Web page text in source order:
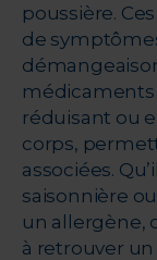
poussière.
de
médicaments
réduisant ou
corps,
associées.
saisonnière
un allergène,
à retrouver